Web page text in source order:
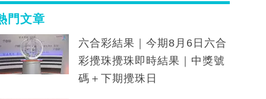
門文章
六合彩結果｜今期8月6日六合
彩攪珠攪珠即時結果｜中獎號
碼＋下期攪珠日